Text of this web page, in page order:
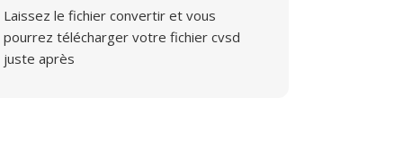
Laissez le fichier convertir et vous
pourrez télécharger votre fichier cvsd
juste après